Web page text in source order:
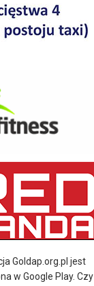
Goldap.org.pl jest
w Google Play. Czy